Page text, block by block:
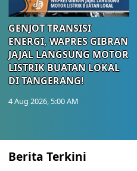
GENJOT TRANSISI
ENERGI, WAPRES GIBRAN
JAJAL LANGSUNG MOTOR
LISTRIK BUATAN LOKAL
DI TANGERANG!
4 Aug 2026, 5:00 AM
Berita Terkini